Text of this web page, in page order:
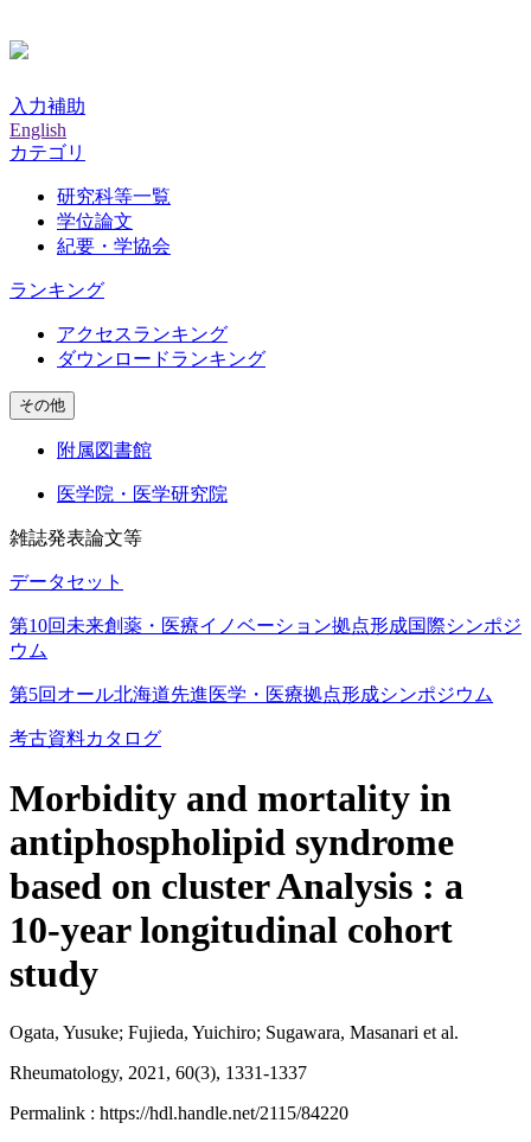
入力補助
English
カテゴリ
研究科等一覧
学位論文
紀要・学協会
ランキング
アクセスランキング
ダウンロードランキング
その他
附属図書館
医学院・医学研究院
雑誌発表論文等
データセット
第10回未来創薬・医療イノベーション拠点形成国際シンポジ
ウム
第5回オール北海道先進医学・医療拠点形成シンポジウム
考古資料カタログ
Morbidity and mortality in
antiphospholipid syndrome
based on cluster Analysis : a
10-year longitudinal cohort
study
Ogata, Yusuke; Fujieda, Yuichiro; Sugawara, Masanari et al.
Rheumatology, 2021, 60(3), 1331-1337
Permalink : https://hdl.handle.net/2115/84220